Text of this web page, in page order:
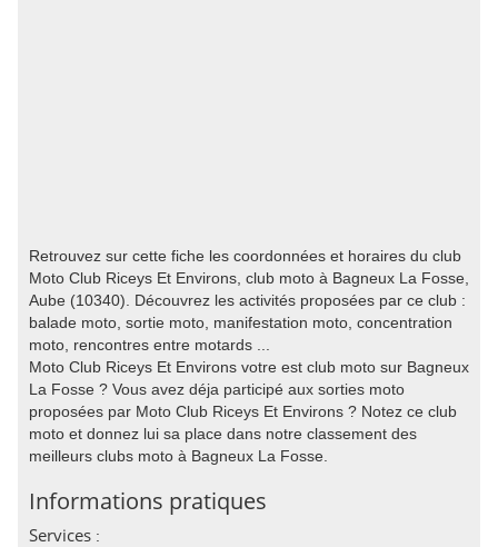
Retrouvez sur cette fiche les coordonnées et horaires du club
Moto Club Riceys Et Environs, club moto à Bagneux La Fosse,
Aube (10340). Découvrez les activités proposées par ce club :
balade moto, sortie moto, manifestation moto, concentration
moto, rencontres entre motards ...
Moto Club Riceys Et Environs votre est club moto sur Bagneux
La Fosse ? Vous avez déja participé aux sorties moto
proposées par Moto Club Riceys Et Environs ? Notez ce club
moto et donnez lui sa place dans notre classement des
meilleurs clubs moto à Bagneux La Fosse.
Informations pratiques
Services :